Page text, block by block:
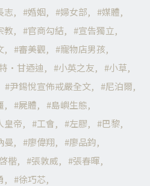
志 婚姻 婦女部
媒體
教 官商勾結
宣告獨立
審美觀
寵物店男孩
·甘迺迪 小英之友
小草
尹錫悅宣佈戒嚴全文
尼泊爾
屍體
島嶼生態
皇帝 工會 左膠
巴黎
曼 廖偉翔
廖品鈞
楷 張敦威
張春暉
徐巧芯